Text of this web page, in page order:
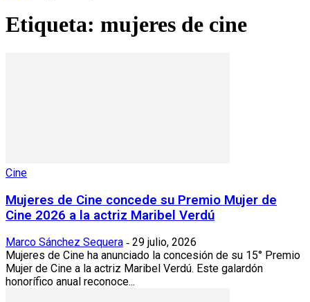
Etiqueta: mujeres de cine
Cine
Mujeres de Cine concede su Premio Mujer de
Cine 2026 a la actriz Maribel Verdú
Marco Sánchez Sequera - 29 julio, 2026
Mujeres de Cine ha anunciado la concesión de su 15° Premio
Mujer de Cine a la actriz Maribel Verdú. Este galardón
honorífico anual reconoce...